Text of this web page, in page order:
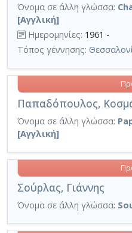
Όνομα σε άλλη γλώσσα:
[Αγγλική]
Ημερομηνίες: 1961 -
Τόπος γέννησης:
Παπαδόπουλος,
Όνομα σε άλλη γλώσσα:
[Αγγλική]
Σούρλας, Γιάννης
Όνομα σε άλλη γλώσσα: